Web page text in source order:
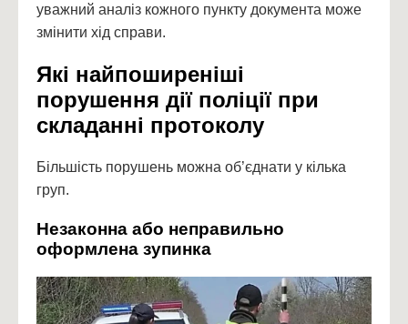
уважний аналіз кожного пункту документа може
змінити хід справи.
Які найпоширеніші
порушення дії поліції при
складанні протоколу
Більшість порушень можна об’єднати у кілька
груп.
Незаконна або неправильно
оформлена зупинка